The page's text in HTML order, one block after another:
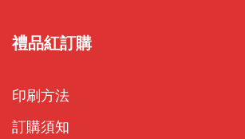
禮品紅訂購
印刷方法
訂購須知